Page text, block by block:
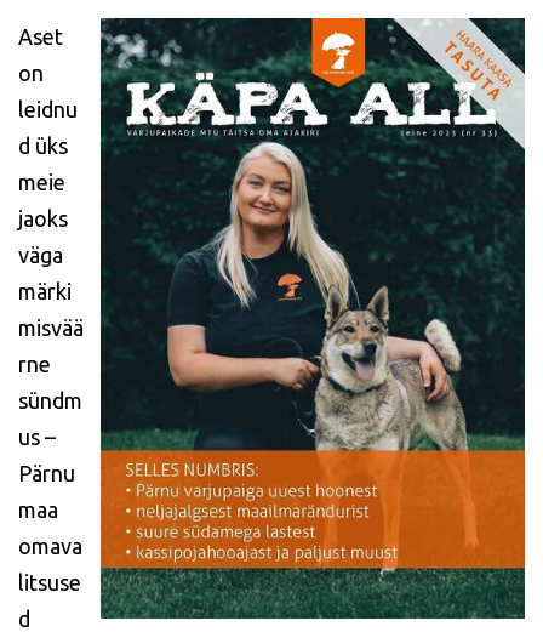
Aset
on
leidnu
d üks
meie
jaoks
väga
märki
misvää
rne
sündm
us –
Pärnu
maa
omava
litsuse
d